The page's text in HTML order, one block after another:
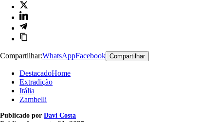
Compartilhar:WhatsAppFacebook Compartilhar
DestacadoHome
Extradição
Itália
Zambelli
Publicado por Davi Costa